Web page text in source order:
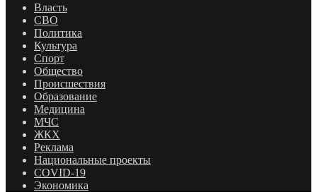
Власть
СВО
Политика
Культура
Спорт
Общество
Происшествия
Образование
Медицина
МЧС
ЖКХ
Реклама
Национальные проекты
COVID-19
Экономика